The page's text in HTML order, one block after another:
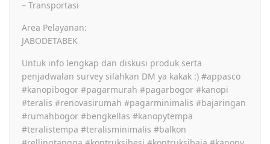
– Transportasi
Area Pelayanan:
JABODETABEK
Untuk info lengkap dan diskusi produk serta
penjadwalan survey silahkan DM ya kakak :) #appasco
#kanopibogor #pagarmurah #pagarbogor #kanopi
#teralis #renovasirumah #pagarminimalis #bajaringan
#rumahbogor #bengkellas #kanopytempa
#teralistempa #teralisminimalis #balkon